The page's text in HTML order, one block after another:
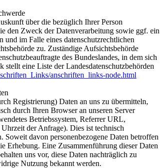
über die bezüglich Ihrer Person
den Zweck der Datenverarbeitung sowie ggf. ein
im Falle eines datenschutzrechtlichen
zu. Zuständige Aufsichtsbehörde
des Bundeslandes, in dem sich
eine Liste der Landesdatenschutzbehörden
anschriften_links-node.html
Registrierung) Daten an uns zu übermitteln,
durch Ihren Browser an unseren Server
Betriebssystem, Referrer URL,
der Anfrage). Dies ist technisch
Soweit davon personenbezogene Daten betroffen
Eine Zusammenführung dieser Daten
uns vor, diese Daten nachträglich zu
Nutzung bekannt werden.